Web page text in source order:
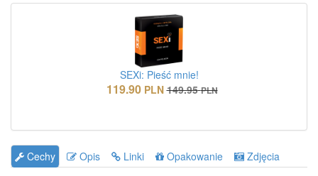
SEXi: Pieść mnie!
119.90 PLN 149.95 PLN
Cechy Opis Linki Opakowanie
Zdjęcia